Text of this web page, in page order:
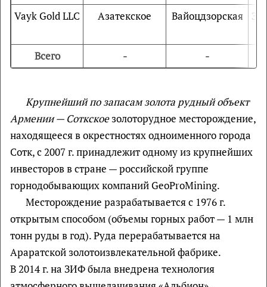
Vayk Gold LLC Азатекское Вайоцдзорская
Всего - -
Крупнейший по запасам золота рудный объект
Армении — Соткскоезолоторудное месторождение,
находящееся в окрестностях одноименного города
Сотк, с 2007 г. принадлежит одному из крупнейших
инвесторов в стране — российской группе
горнодобывающих компаний GeoProMining.
Месторождение разрабатывается с 1976 г.
открытым способом (объемы горных работ — 1 млн
тонн руды в год). Руда перерабатывается на
Араратской золотоизвлекательной фабрике.
В 2014 г. на ЗИФ была внедрена технология